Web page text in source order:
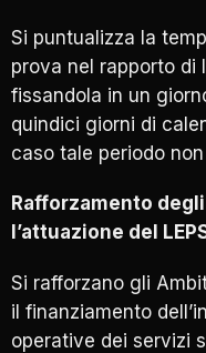
Si puntualizza la
prova nel rapporto di
fissandola in un
quindici giorni di
caso tale periodo
Rafforzamento
l’attuazione del
Si rafforzano gli
il finanziamento
operative dei servizi